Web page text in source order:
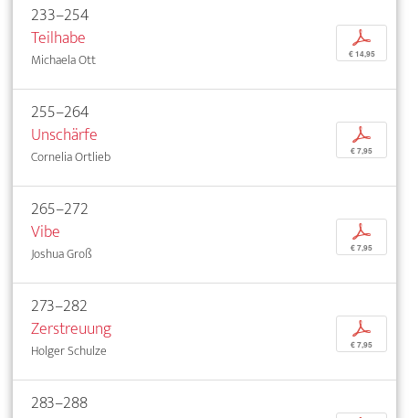
233–254
Teilhabe
Michaela Ott
p
€ 14,95
255–264
Unschärfe
Cornelia Ortlieb
p
€ 7,95
265–272
Vibe
Joshua Groß
p
€ 7,95
273–282
Zerstreuung
Holger Schulze
p
€ 7,95
283–288